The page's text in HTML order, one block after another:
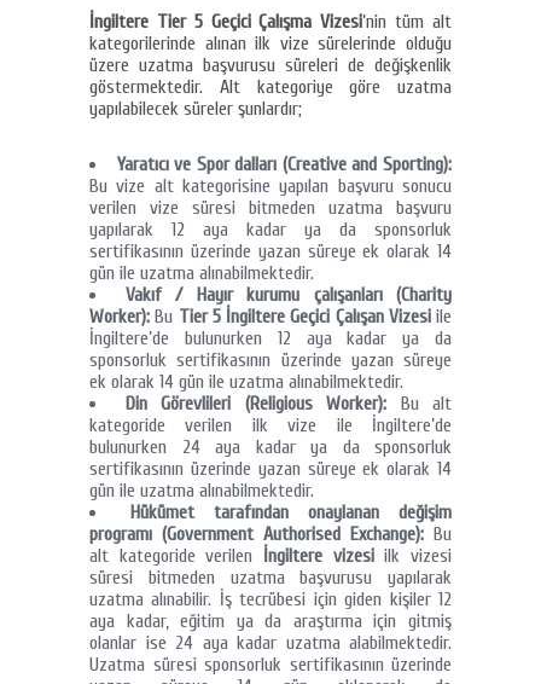
İngiltere Tier 5 Geçici Çalışma Vizesi’nin tüm alt
kategorilerinde alınan ilk vize sürelerinde olduğu
üzere uzatma başvurusu süreleri de değişkenlik
göstermektedir. Alt kategoriye göre uzatma
yapılabilecek süreler şunlardır;
Yaratıcı ve Spor dalları (Creative and Sporting):
Bu vize alt kategorisine yapılan başvuru sonucu
verilen vize süresi bitmeden uzatma başvuru
yapılarak 12 aya kadar ya da sponsorluk
sertifikasının üzerinde yazan süreye ek olarak 14
gün ile uzatma alınabilmektedir.
Vakıf / Hayır kurumu çalışanları (Charity
Worker): Bu Tier 5İngiltere Geçici Çalışan Vizesiile
İngiltere’de bulunurken 12 aya kadar ya da
sponsorluk sertifikasının üzerinde yazan süreye
ek olarak 14 gün ile uzatma alınabilmektedir.
Din Görevlileri (Religious Worker): Bu alt
kategoride verilen ilk vize ile İngiltere’de
bulunurken 24 aya kadar ya da sponsorluk
sertifikasının üzerinde yazan süreye ek olarak 14
gün ile uzatma alınabilmektedir.
Hükümet tarafından onaylanan değişim
programı (Government Authorised Exchange): Bu
alt kategoride verilen
İngiltere vizesiilk vizesi
süresi bitmeden uzatma başvurusu yapılarak
uzatma alınabilir. İş tecrübesi için giden kişiler 12
aya kadar, eğitim ya da araştırma için gitmiş
olanlar ise 24 aya kadar uzatma alabilmektedir.
Uzatma süresi sponsorluk sertifikasının üzerinde